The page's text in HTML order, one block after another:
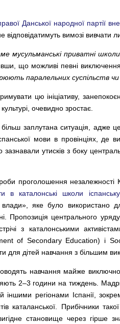
Данської народної партії
вимозі вивчати
мусульманські приватні
що можливі певні
паралельних суспільств
цю ініціативу,
очевидно зростає.
більш заплутана ситуація, адже
мови в провінціях, де
зазнавали утисків з боку
проголошення незалежності
в каталонські школи
яке було використано
Пропозиція центрального
з каталонськими
of Secondary Education) і
для дітей навчання з більшим
навчання майже
2–3 години на тиждень.
регіонами Іспанії,
каталанської. Прибічники
становище через гірше